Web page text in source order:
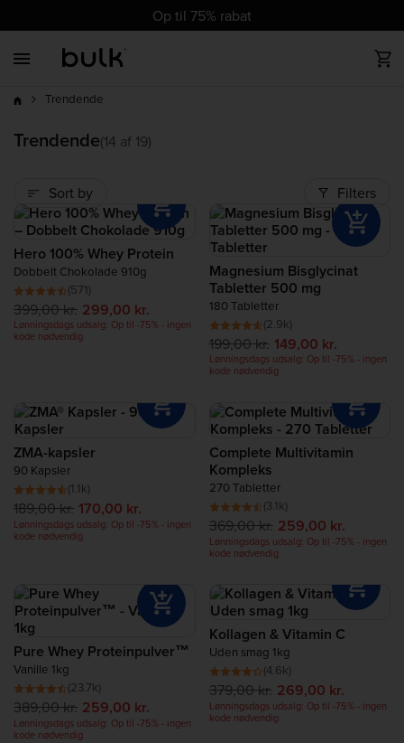
eu ukie euuk ie eses
Op til 75% rabat
Bedstsælgere
Udsalg
Alle Proteinpulvere
Vegansk Proteinpulver
Mass Gainer
Kollagen Trender
Nyhed
Restitution
Proteinrige Fødevarer
Proteinbar
Protein Snacks
Alt Vegansk
Veganske Vitaminer
Vitaminer
Sportsernæring
Aminosyre Kosttilskud
Kulhydrater
Godt Helbred
Alle Vægttab
Madvarer
Tilbehør
Trendende
Trendende(14 af 19)
Sort by Filters
Hero 100% Whey Protein
Dobbelt Chokolade 910g
(571)
399,00 kr. 299,00 kr.
Lønningsdags udsalg: Op til -75% - ingen
kode nødvendig
Magnesium Bisglycinat
Tabletter 500 mg
180 Tabletter
(2.9k)
199,00 kr. 149,00 kr.
Lønningsdags udsalg: Op til -75% - ingen
kode nødvendig
ZMA-kapsler
90 Kapsler
(1.1k)
189,00 kr. 170,00 kr.
Lønningsdags udsalg: Op til -75% - ingen
kode nødvendig
Complete Multivitamin
Kompleks
270 Tabletter
(3.1k)
369,00 kr. 259,00 kr.
Lønningsdags udsalg: Op til -75% - ingen
kode nødvendig
Pure Whey Proteinpulver™
Vanille 1kg
(23.7k)
389,00 kr. 259,00 kr.
Lønningsdags udsalg: Op til -75% - ingen
kode nødvendig
Kollagen & Vitamin C
Uden smag 1kg
(4.6k)
379,00 kr. 269,00 kr.
Lønningsdags udsalg: Op til -75% - ingen
kode nødvendig